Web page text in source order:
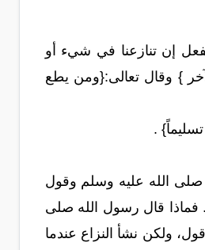
إن تنازعنا في شيء أو
} وقال تعالى:{ومن يطع
.
صلى الله عليه وسلم وقول
قال رسول الله صلى
ولكن نشأ النزاع عندما